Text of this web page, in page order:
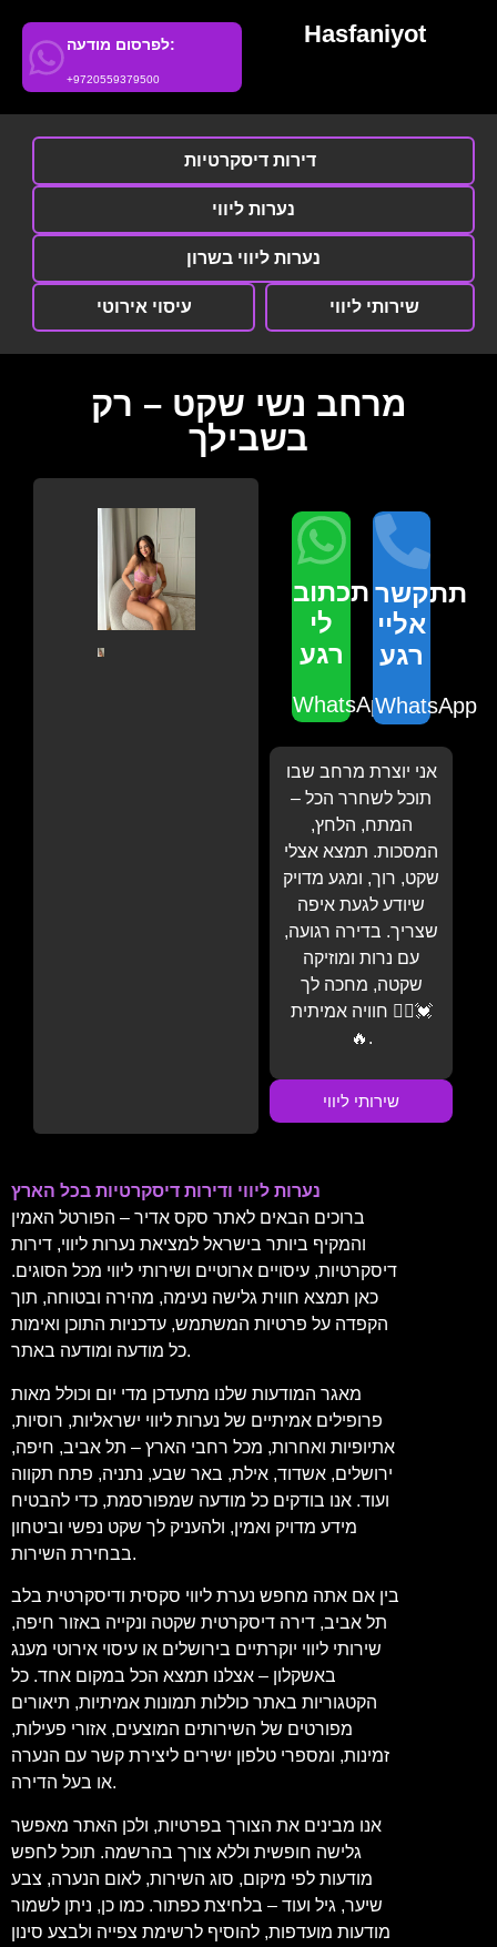
לפרסום מודעה:
+9720559379500
Hasfaniyot
דירות דיסקרטיות
נערות ליווי
נערות ליווי בשרון
עיסוי אירוטי שירותי ליווי
מרחב נשי שקט – רק
בשבילך
תכתוב
לי
רגע
WhatsApp
תתקשר
אליי
רגע
WhatsApp
אני יוצרת מרחב שבו
תוכל לשחרר הכל –
המתח, הלחץ,
המסכות. תמצא אצלי
שקט, רוך, ומגע מדויק
שיודע לגעת איפה
שצריך. בדירה רגועה,
עם נרות ומוזיקה
שקטה, מחכה לך
חוויה אמיתית 💆‍♂️💓
🔥.
שירותי ליווי
נערות ליווי ודירות דיסקרטיות בכל הארץ
ברוכים הבאים לאתר סקס אדיר – הפורטל האמין
והמקיף ביותר בישראל למציאת נערות ליווי, דירות
דיסקרטיות, עיסויים ארוטיים ושירותי ליווי מכל הסוגים.
כאן תמצא חווית גלישה נעימה, מהירה ובטוחה, תוך
הקפדה על פרטיות המשתמש, עדכניות התוכן ואימות
כל מודעה ומודעה באתר.
מאגר המודעות שלנו מתעדכן מדי יום וכולל מאות
פרופילים אמיתיים של נערות ליווי ישראליות, רוסיות,
אתיופיות ואחרות, מכל רחבי הארץ – תל אביב, חיפה,
ירושלים, אשדוד, אילת, באר שבע, נתניה, פתח תקווה
ועוד. אנו בודקים כל מודעה שמפורסמת, כדי להבטיח
מידע מדויק ואמין, ולהעניק לך שקט נפשי וביטחון
בבחירת השירות.
בין אם אתה מחפש נערת ליווי סקסית ודיסקרטית בלב
תל אביב, דירה דיסקרטית שקטה ונקייה באזור חיפה,
שירותי ליווי יוקרתיים בירושלים או עיסוי אירוטי מענג
באשקלון – אצלנו תמצא הכל במקום אחד. כל
הקטגוריות באתר כוללות תמונות אמיתיות, תיאורים
מפורטים של השירותים המוצעים, אזורי פעילות,
זמינות, ומספרי טלפון ישירים ליצירת קשר עם הנערה
או בעל הדירה.
אנו מבינים את הצורך בפרטיות, ולכן האתר מאפשר
גלישה חופשית וללא צורך בהרשמה. תוכל לחפש
מודעות לפי מיקום, סוג השירות, לאום הנערה, צבע
שיער, גיל ועוד – בלחיצת כפתור. כמו כן, ניתן לשמור
מודעות מועדפות, להוסיף לרשימת צפייה ולבצע סינון